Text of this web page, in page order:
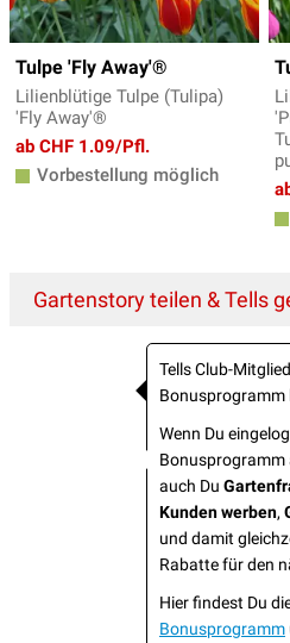
Tulpe 'Fly Away'®
Lilienblütige Tulpe (Tulipa)
'Fly Away'®
ab CHF 1.09/Pfl.
Vorbestellung möglich
Gartenstory teilen & Tells
Tells Club-
Bonusprogramm
Wenn Du
Bonusprogramm
auch Du
Kunden werben,
und damit
Rabatte für den
Hier findest Du
Bonusprogramm